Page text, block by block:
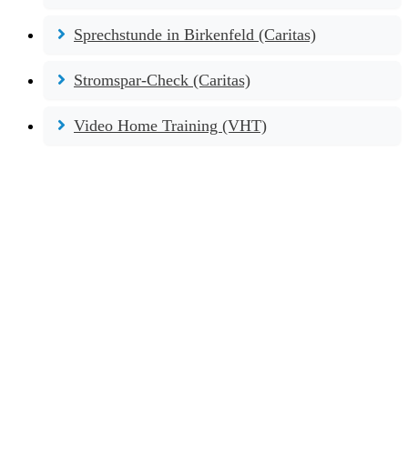
Sprechstunde in Birkenfeld (Caritas)
Stromspar-Check (Caritas)
Video Home Training (VHT)